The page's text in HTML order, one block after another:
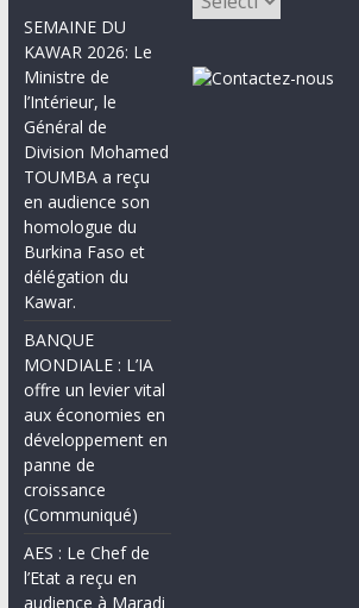
SEMAINE DU
KAWAR 2026: Le
Ministre de
l’Intérieur, le
Général de
Division Mohamed
TOUMBA a reçu
en audience son
homologue du
Burkina Faso et
délégation du
Kawar.
BANQUE
MONDIALE : L’IA
offre un levier vital
aux économies en
développement en
panne de
croissance
(Communiqué)
AES : Le Chef de
l’Etat a reçu en
audience à Maradi